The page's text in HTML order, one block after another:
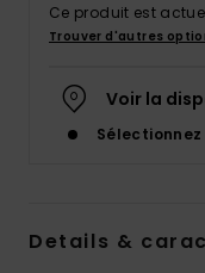
Ce produit est
Trouver d'autres
Voir la
Details &